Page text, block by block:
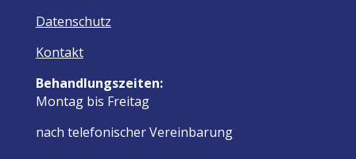
Datenschutz
Kontakt
Behandlungszeiten:
Montag bis Freitag
nach telefonischer Vereinbarung